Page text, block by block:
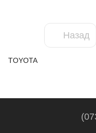
Назад
TOYOTA